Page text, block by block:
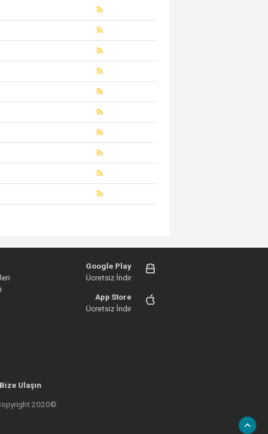
Google Play
Ücretsiz İndir
App Store
Ücretsiz İndir
Bize Ulaşın
2020©